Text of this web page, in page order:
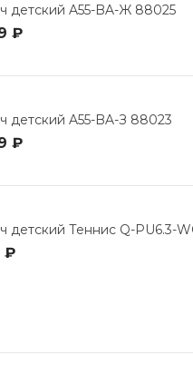
детский A55-BA-Ж 88025
₽
детский A55-BA-З 88023
₽
детский Теннис Q-PU6.3-
₽